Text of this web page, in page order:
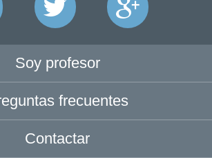
Soy profesor
frecuentes
Contactar